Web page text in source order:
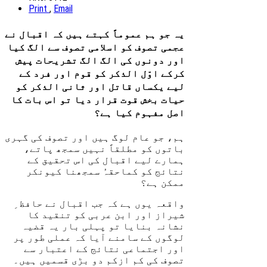
Print , Email
یہ جو ہم عموماً کہتے ہیں کہ اقبال نے
عجمی تصوف کو اسلامی تصوف سے الگ کیا
اور دونوں کی الگ الگ تشریحات پیش
کرکے اوّل الذکر کو قوم اور فرد کے
لیے یکساں قاتل اور ثانی الذکر کو
حیات بخش قوت قرار دیا تو اس بات کا
اصل مفہوم کیا ہے؟
ہم، جو عام لوگ ہیں اور تصوف کی گہری
باتوں کو مطلقاً نہیں سمجھ پاتے،
ہمارے لیے اقبال کی اس تحقیق کے
نتائج کو کماحقہُ سمجھنا کیونکر
ممکن ہے؟
واقعہ یوں ہے کہ جب اقبال نے حافظ ِ
شیراز اور ابن عربی کو تنقید کا
نشانہ بنایا تو پہلی بار یہ قضیہ
لوگوں کے سامنے آیا کہ عملی طور پر
اور اجتماعی نتائج کے اعتبار سے
تصوف کی کم ازکم دو بڑی قسمیں ہیں۔